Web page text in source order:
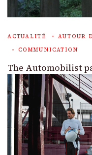
ACTUALITÉ
AUTOUR
COMMUNICATION
The Automobilist